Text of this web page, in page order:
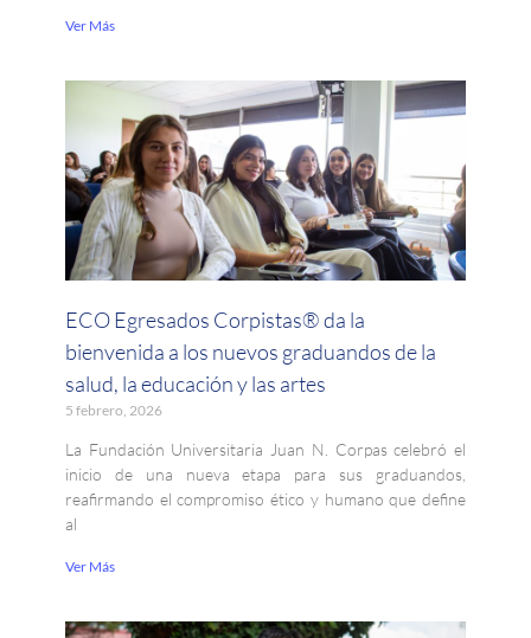
Ver Más
ECO Egresados Corpistas® da la
bienvenida a los nuevos graduandos de la
salud, la educación y las artes
5 febrero, 2026
La Fundación Universitaria Juan N. Corpas celebró el
inicio de una nueva etapa para sus graduandos,
reafirmando el compromiso ético y humano que define
al
Ver Más